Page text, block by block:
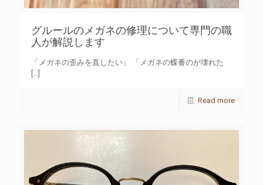
グルールのメガネの修理について専門の職
人が解説します
「メガネの歪みを直したい」 「メガネの蝶番のが壊れた
[…]
Read more